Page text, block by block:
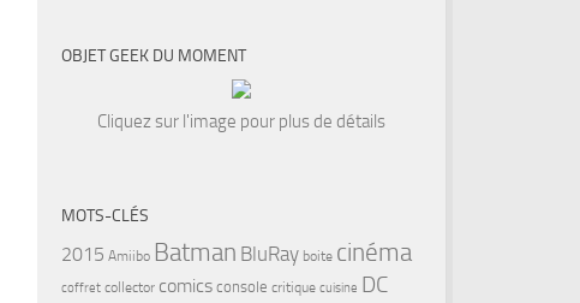
OBJET GEEK DU MOMENT
Cliquez sur l'image pour plus de détails
MOTS-CLÉS
2015 Amiibo Batman BluRay boite cinéma
coffret collector comics console critique cuisine DC